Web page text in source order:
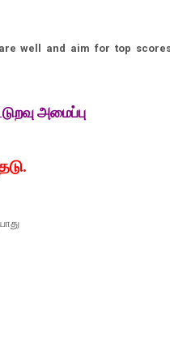
well and aim for top
அமைப்பு